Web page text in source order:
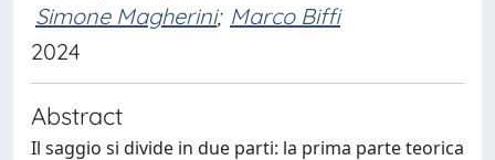
Simone Magherini; Marco Biffi
2024
Abstract
Il saggio si divide in due parti: la prima parte teorica